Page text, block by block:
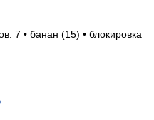
7 • банан (15) • блокировка